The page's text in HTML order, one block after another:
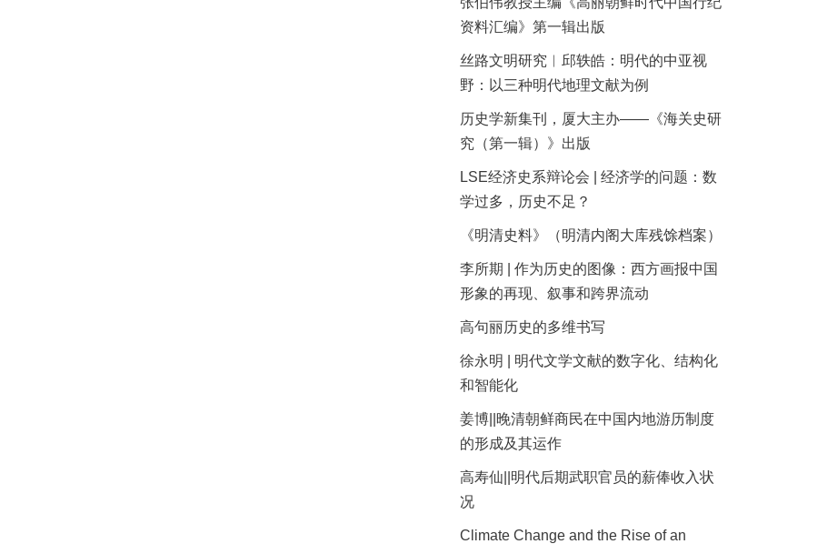
资料汇编》第一辑出版
丝路文明研究︱邱轶皓：明代的中亚视
野：以三种明代地理文献为例
历史学新集刊，厦大主办——《海关史研
究（第一辑）》出版
LSE经济史系辩论会 | 经济学的问题：数
学过多，历史不足？
《明清史料》（明清内阁大库残馀档案）
李所期 | 作为历史的图像：西方画报中国
形象的再现、叙事和跨界流动
高句丽历史的多维书写
徐永明 | 明代文学文献的数字化、结构化
和智能化
姜博||晚清朝鲜商民在中国内地游历制度
的形成及其运作
高寿仙||明代后期武职官员的薪俸收入状
况
Climate Change and the Rise of an